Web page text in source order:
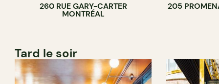
260 RUE GARY-CARTER
MONTRÉAL
205
Tard le soir